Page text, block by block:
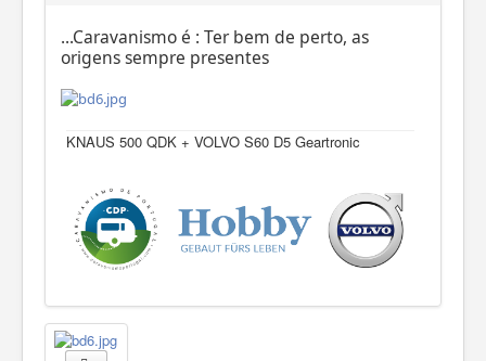
...Caravanismo é : Ter bem de perto, as
origens sempre presentes
KNAUS 500 QDK + VOLVO S60 D5 Geartronic